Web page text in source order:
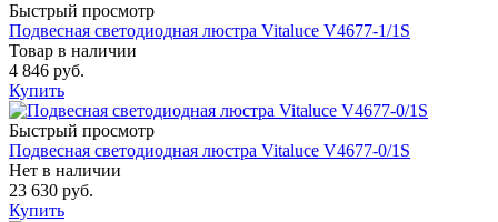
Быстрый просмотр
Подвесная светодиодная люстра Vitaluce V4677-1/1S
Товар в наличии
4 846 руб.
Купить
Быстрый просмотр
Подвесная светодиодная люстра Vitaluce V4677-0/1S
Нет в наличии
23 630 руб.
Купить